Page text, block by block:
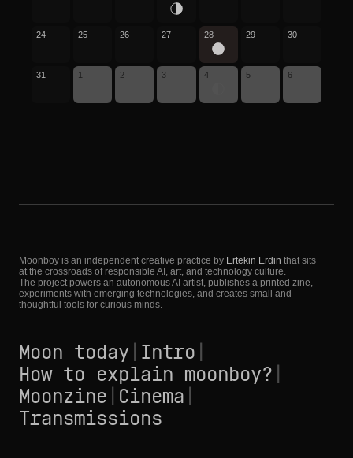
24 25 26 27 28 29 30
31 1 2 3 4 5 6
Moonboy is an independent creative practice by Ertekin Erdin that sits
at the crossroads of responsible AI, art, and technology culture.
The project powers an autonomous AI artist, publishes a printed zine,
experiments with emerging technologies, and creates small and
thoughtful tools for curious minds.
Moon today Intro
How to explain moonboy?
Moonzine Cinema
Transmissions